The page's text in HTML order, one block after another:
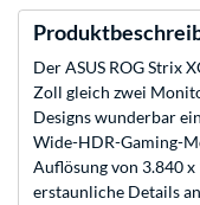
Der ASUS ROG Strix
Zoll gleich zwei
Designs wunderbar
Wide-HDR-Gaming-
Auflösung von 3.840
erstaunliche Details